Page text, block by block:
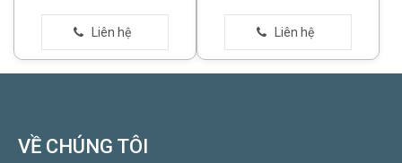
VỀ CHÚNG TÔI